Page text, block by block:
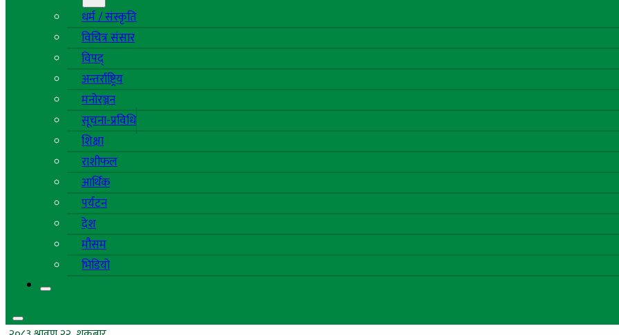
धर्म / संस्कृति
विचित्र संसार
विपद्
अन्तर्राष्ट्रिय
मनोरञ्जन
सूचना-प्रविधि
शिक्षा
राशीफल
आर्थिक
पर्यटन
देश
मौसम
भिडियो